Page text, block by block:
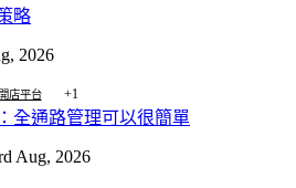
略
2026
開店平台 +1
全通路管理可以很簡單
Aug, 2026